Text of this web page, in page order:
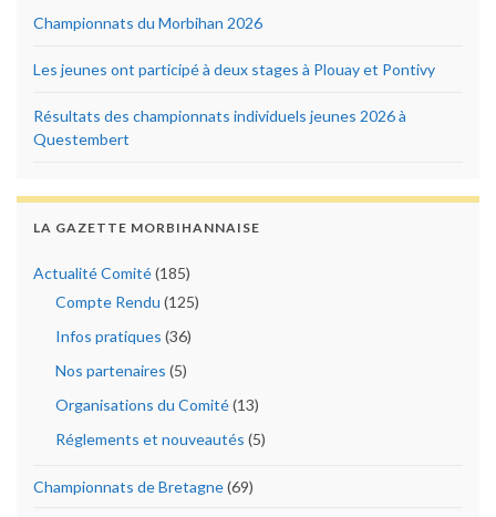
Championnats du Morbihan 2026
Les jeunes ont participé à deux stages à Plouay et Pontivy
Résultats des championnats individuels jeunes 2026 à
Questembert
LA GAZETTE MORBIHANNAISE
Actualité Comité(185)
Compte Rendu (125)
Infos pratiques (36)
Nos partenaires (5)
Organisations du Comité(13)
Réglements et nouveautés (5)
Championnats de Bretagne(69)